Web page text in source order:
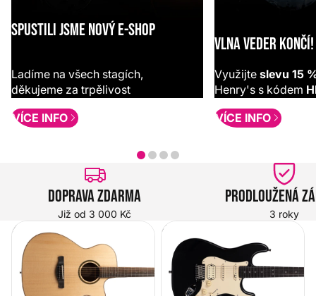
SPUSTILI JSME NOVÝ E-SHOP
Ladíme na všech stagích,
děkujeme za trpělivost
VÍCE INFO
VLNA VEDER KONČÍ!
Využijte slevu 15
Henry's s kódem
VÍCE INFO
Doprava zdarma
Již od 3 000 Kč
Prodloužená
3 roky
Akustické kytary Elektrické kytary